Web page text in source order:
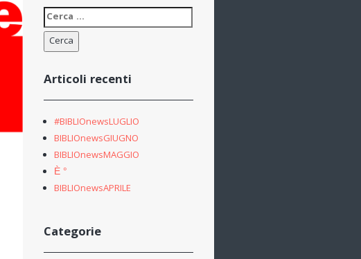
Ricerca
per:
Articoli recenti
#BIBLIOnewsLUGLIO
BIBLIOnewsGIUGNO
BIBLIOnewsMAGGIO
È °
BIBLIOnewsAPRILE
Categorie